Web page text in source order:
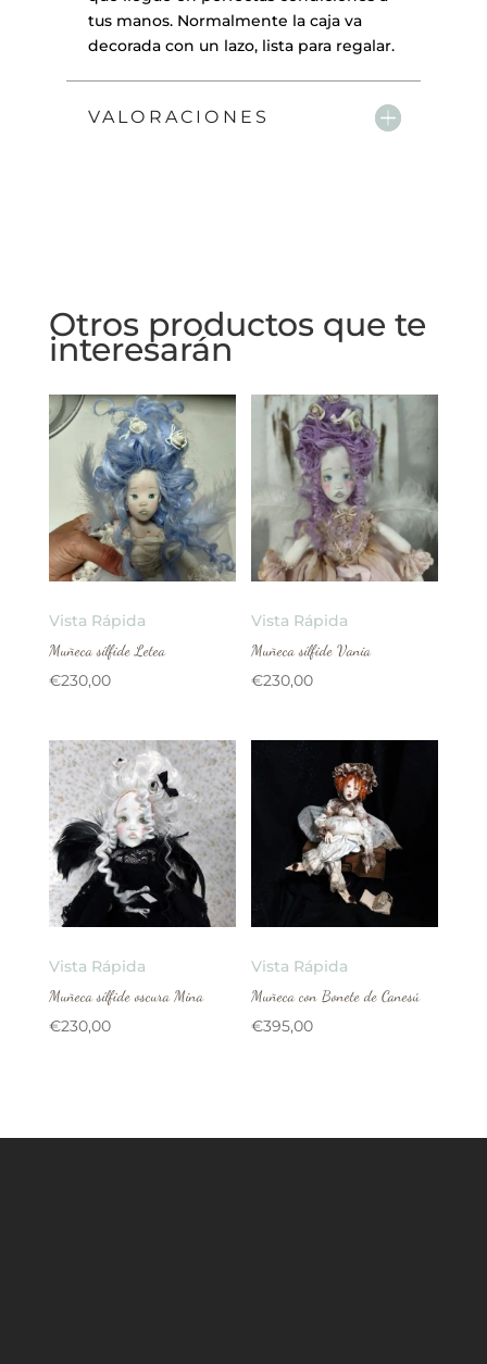
tus manos. Normalmente la caja va
decorada con un lazo, lista para regalar.
VALORACIONES
Otros productos que te
interesarán
Vista Rápida
Muñeca sílfide Letea
€230,00
Vista Rápida
Muñeca sílfide Vania
€230,00
Vista Rápida
Muñeca sílfide oscura Mina
€230,00
Vista Rápida
Muñeca con Bonete de Canesú
€395,00